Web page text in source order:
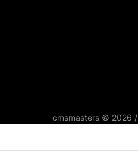
cmsmasters © 2026 /